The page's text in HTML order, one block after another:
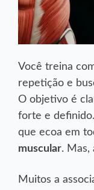
Você treina
repetição e
O objetivo é
forte e
que ecoa em
muscular. Mas,
Muitos a